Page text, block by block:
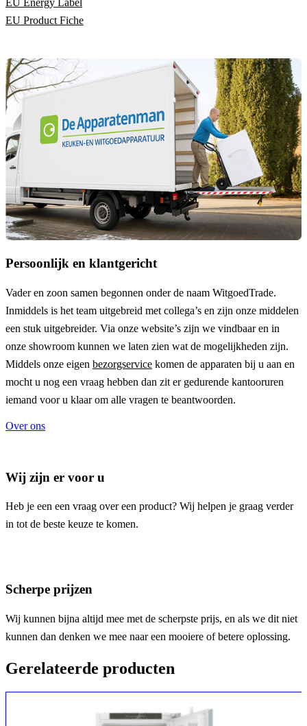
EU Product Fiche
Persoonlijk en klantgericht
Vader en zoon samen begonnen onder de naam WitgoedTrade.
Inmiddels is het team uitgebreid met collega’s en zijn onze middelen
een stuk uitgebreider. Via onze website’s zijn we vindbaar en in
onze showroom kunnen we laten zien wat de mogelijkheden zijn.
Middels onze eigen bezorgservice komen de apparaten bij u aan en
mocht u nog een vraag hebben dan zit er gedurende kantooruren
iemand voor u klaar om alle vragen te beantwoorden.
Over ons
Wij zijn er voor u
Heb je een een vraag over een product? Wij helpen je graag verder
in tot de beste keuze te komen.
Scherpe prijzen
Wij kunnen bijna altijd mee met de scherpste prijs, en als we dit niet
kunnen dan denken we mee naar een mooiere of betere oplossing.
Gerelateerde producten